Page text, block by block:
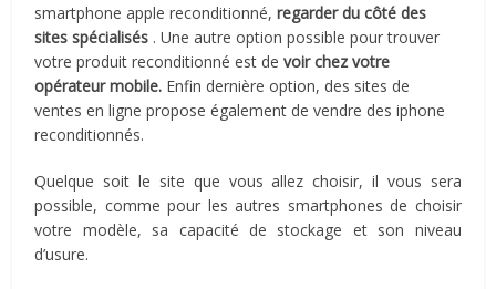
smartphone apple reconditionné,regarder du côté des
sites spécialisés . Une autre option possible pour trouver
votre produit reconditionné est devoir chez votre
opérateur mobile. Enfin dernière option, des sites de
ventes en ligne propose également de vendre des iphone
reconditionnés.
Quelque soit le site que vous allez choisir, il vous sera
possible, comme pour les autres smartphones de choisir
votre modèle, sa capacité de stockage et son niveau
d’usure.